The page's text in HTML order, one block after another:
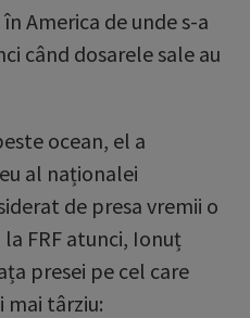
America de unde s-a
când dosarele sale au
ocean, el a
al naționalei
de presa vremii o
FRF atunci, Ionuț
presei pe cel care
mai târziu: